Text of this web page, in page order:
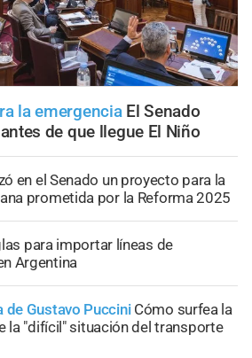
la emergencia El Senado
de que llegue El Niño
en el Senado un proyecto para la
prometida por la Reforma 2025
para importar líneas de
Argentina
de Gustavo Puccini Cómo surfea la
la "difícil" situación del transporte